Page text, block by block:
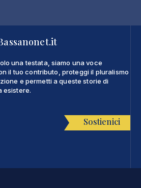
una testata, siamo una voce
il tuo contributo, proteggi il pluralismo
e permetti a queste storie di
esistere.
Sostienici